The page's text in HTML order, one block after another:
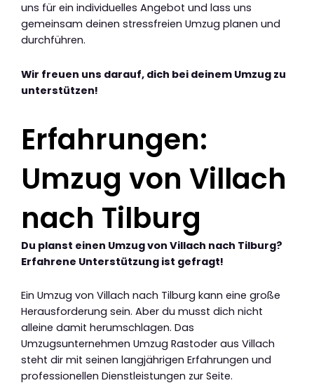
uns für ein individuelles Angebot und lass uns
gemeinsam deinen stressfreien Umzug planen und
durchführen.
Wir freuen uns darauf, dich bei deinem Umzug zu
unterstützen!
Erfahrungen:
Umzug von Villach
nach Tilburg
Du planst einen Umzug von Villach nach Tilburg?
Erfahrene Unterstützung ist gefragt!
Ein Umzug von Villach nach Tilburg kann eine große
Herausforderung sein. Aber du musst dich nicht
alleine damit herumschlagen. Das
Umzugsunternehmen Umzug Rastoder aus Villach
steht dir mit seinen langjährigen Erfahrungen und
professionellen Dienstleistungen zur Seite.